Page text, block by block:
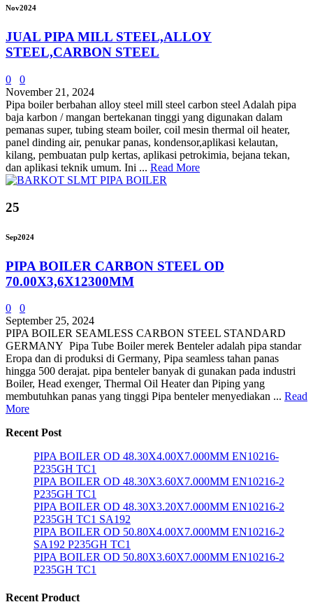
Nov2024
JUAL PIPA MILL STEEL,ALLOY
STEEL,CARBON STEEL
0
0
November 21, 2024
Pipa boiler berbahan alloy steel mill steel carbon steel Adalah pipa
baja karbon / mangan bertekanan tinggi yang digunakan dalam
pemanas super, tubing steam boiler, coil mesin thermal oil heater,
panel dinding air, penukar panas, kondensor,aplikasi kelautan,
kilang, pembuatan pulp kertas, aplikasi petrokimia, bejana tekan,
dan aplikasi teknik umum. Ini ... Read More
25
Sep2024
PIPA BOILER CARBON STEEL OD
70.00X3,6X12300MM
0
0
September 25, 2024
PIPA BOILER SEAMLESS CARBON STEEL STANDARD
GERMANY Pipa Tube Boiler merek Benteler adalah pipa standar
Eropa dan di produksi di Germany, Pipa seamless tahan panas
hingga 500 derajat. pipa benteler banyak di gunakan pada industri
Boiler, Head exenger, Thermal Oil Heater dan Piping yang
membutuhkan panas yang tinggi Pipa benteler menyediakan ... Read
More
Recent Post
PIPA BOILER OD 48.30X4.00X7.000MM EN10216-
P235GH TC1
PIPA BOILER OD 48.30X3.60X7.000MM EN10216-2
P235GH TC1
PIPA BOILER OD 48.30X3.20X7.000MM EN10216-2
P235GH TC1 SA192
PIPA BOILER OD 50.80X4.00X7.000MM EN10216-2
SA192 P235GH TC1
PIPA BOILER OD 50.80X3.60X7.000MM EN10216-2
P235GH TC1
Recent Product